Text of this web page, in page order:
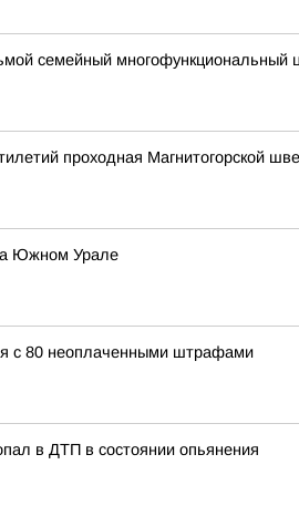
семейный многофункциональный
проходная Магнитогорской
Южном Урале
с 80 неоплаченными штрафами
в ДТП в состоянии опьянения